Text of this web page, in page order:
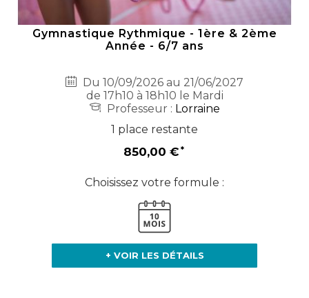
Gymnastique Rythmique - 1ère & 2ème
Année - 6/7 ans
Du 10/09/2026 au 21/06/2027
de 17h10 à 18h10 le Mardi
Professeur : Lorraine
1 place restante
850,00 €
Choisissez votre formule :
+ VOIR LES DÉTAILS